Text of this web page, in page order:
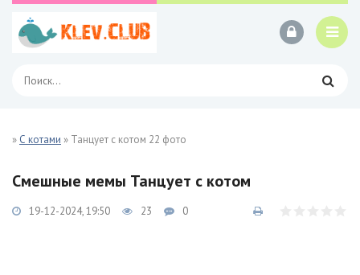
» С котами » Танцует с котом 22 фото
Смешные мемы Танцует с котом
19-12-2024, 19:50 23 0